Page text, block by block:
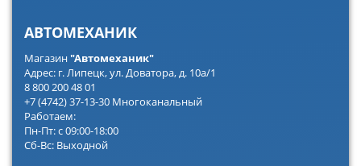
АВТОМЕХАНИК
Магазин"Автомеханик"
Адрес: г. Липецк, ул. Доватора, д. 10а/1
8 800 200 48 01
+7 (4742) 37-13-30 Многоканальный
Работаем:
Пн-Пт: с 09:00-18:00
Сб-Вс: Выходной